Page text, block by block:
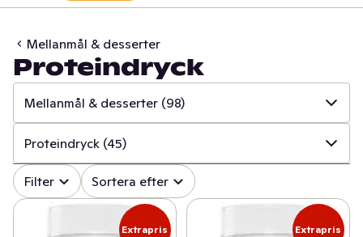
Mellanmål & desserter
Proteindryck
Mellanmål & desserter (98)
✓ Alla (1364)
✓ (415)
Mjölk
Proteindryck (45)
✓ Alla (98)
Rismål & rågmål (16)
Filter Sortera efter
Extrapris Extrapris